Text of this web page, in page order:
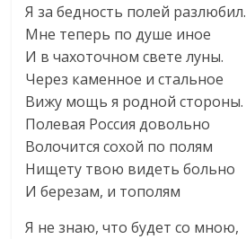
Я за бедность полей разлюбил.
Мне теперь по душе иное
И в чахоточном свете луны.
Через каменное и стальное
Вижу мощь я родной стороны.
Полевая Россия довольно
Волочится сохой по полям
Нищету твою видеть больно
И березам, и тополям
Я не знаю, что будет со мною,